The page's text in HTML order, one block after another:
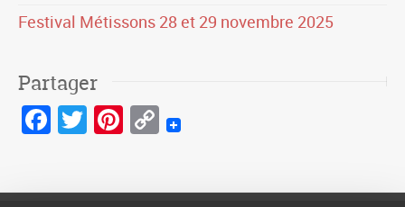
Festival Métissons 28 et 29 novembre 2025
Partager
Facebook
Twitter
Pinterest
Copy